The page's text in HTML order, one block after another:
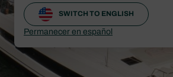
SWITCH TO ENGLISH
Permanecer en español